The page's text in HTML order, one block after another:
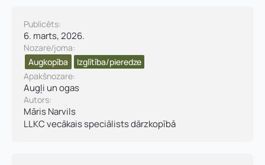
Publicēts:
6. marts, 2026.
Nozare/joma:
Augkopība
Izglītība/pieredze
Apakšnozare:
Augļi un ogas
Autors:
Māris Narvils
LLKC vecākais speciālists dārzkopībā